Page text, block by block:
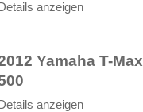
Details anzeigen
Yamaha T-Max
anzeigen